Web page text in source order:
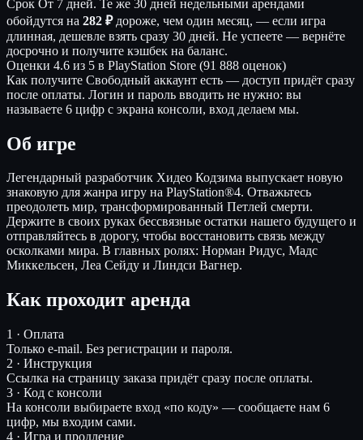
Срок От 7 дней. Те же 30 дней недельными арендами
обойдутся на 282 ₽дороже, чем один месяц, — если игра
длинная, дешевле взять сразу 30 дней. Не успеете — вернёте
досрочно и получите кэшбек на баланс.
Оценки 4.6 из 5 в PlayStation Store (91 888 оценок)
Как получите Свободный аккаунт есть — доступ придёт сразу
после оплаты. Логин и пароль вводить не нужно: вы
называете 6 цифр с экрана консоли, вход делаем мы.
Об игре
Легендарный разработчик Хидео Кодзима выпускает новую
знаковую для жанра игру на PlayStation®4. Отважьтесь
преодолеть мир, трансформированный Петлей смерти.
Держите в своих руках бессвязные остатки нашего будущего и
отправляйтесь в дорогу, чтобы восстановить связь между
осколками мира. В главных ролях: Норман Ридус, Мадс
Миккельсен, Леа Сейду и Линдси Вагнер.
Как проходит аренда
1 · Оплата
Только e-mail. Без регистрации и пароля.
2 · Инструкция
Ссылка на страницу заказа придёт сразу после оплаты.
3 · Код с консоли
На консоли выбираете вход «по коду» — сообщаете нам 6
цифр, мы входим сами.
4 · Игра и продление